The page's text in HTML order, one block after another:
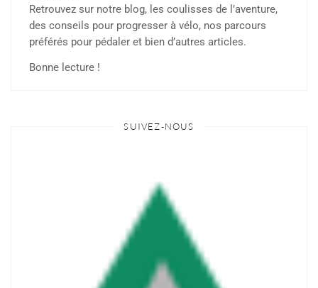
Retrouvez sur notre blog, les coulisses de l’aventure,
des conseils pour progresser à vélo, nos parcours
préférés pour pédaler et bien d’autres articles.
Bonne lecture !
SUIVEZ-NOUS